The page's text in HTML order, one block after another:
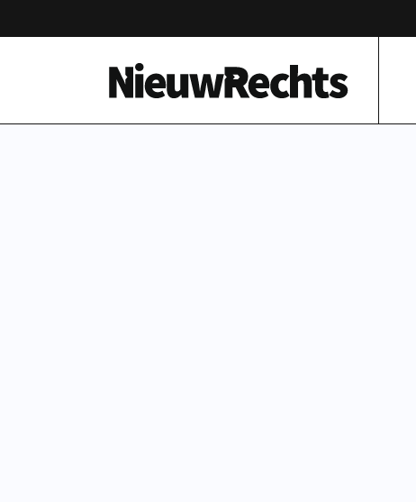
Homepage van NieuwRechts